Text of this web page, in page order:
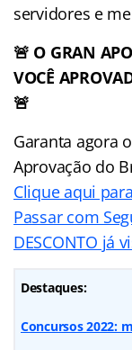
servidores e
🚨 O GRAN
VOCÊ
🚨
Garanta agora
Aprovação do
Clique aqui
Passar com
DESCONTO já
Destaques:
Concursos 2022: